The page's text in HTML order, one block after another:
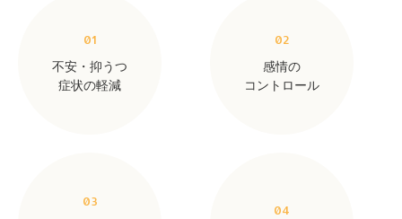
01
不安・抑うつ
症状の軽減
02
感情の
コントロール
03
04